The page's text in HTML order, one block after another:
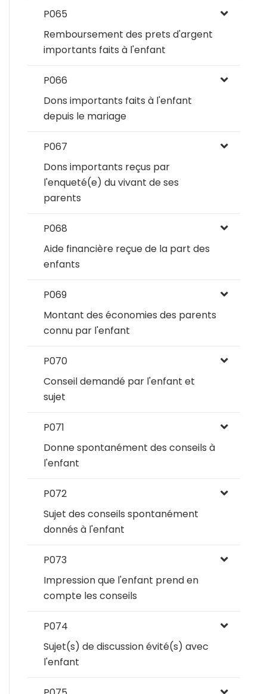
P065
Remboursement des prets d'argent
importants faits à l'enfant
P066
Dons importants faits à l'enfant
depuis le mariage
P067
Dons importants reçus par
l'enqueté(e) du vivant de ses
parents
P068
Aide financière reçue de la part des
enfants
P069
Montant des économies des parents
connu par l'enfant
P070
Conseil demandé par l'enfant et
sujet
P071
Donne spontanément des conseils à
l'enfant
P072
Sujet des conseils spontanément
donnés à l'enfant
P073
Impression que l'enfant prend en
compte les conseils
P074
Sujet(s) de discussion évité(s) avec
l'enfant